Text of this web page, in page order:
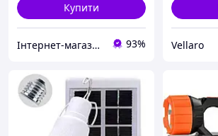
Купити
Інтернет-магазин "Like" 93% Vellaro